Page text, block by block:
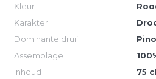
Kleur
Karakter
Dominante druif
Assemblage
Inhoud
75 cl